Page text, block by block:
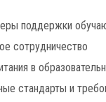
поддержки
сотрудничество
в
стандарты и